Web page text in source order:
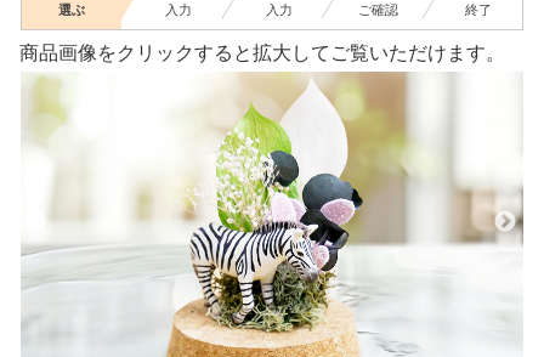
選ぶ 入力 入力 ご確認 終了
商品画像をクリックすると拡大してご覧いただけます。